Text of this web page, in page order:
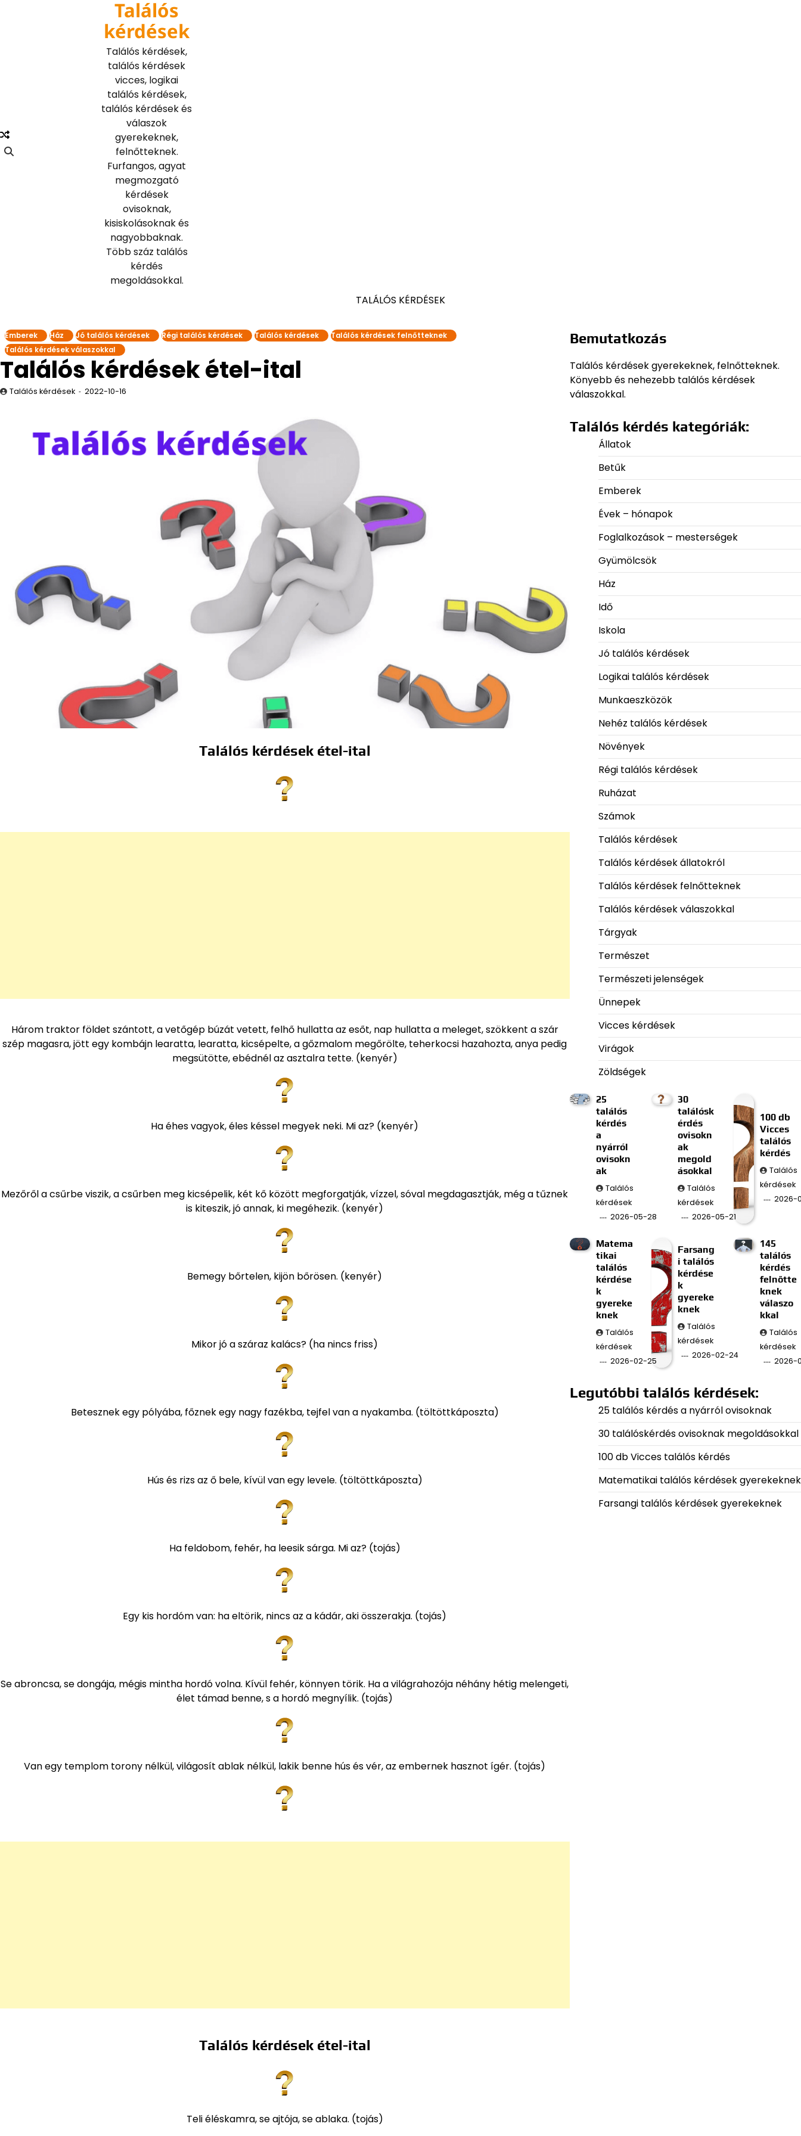
Találós
kérdések
Találós kérdések,
találós kérdések
vicces, logikai
találós kérdések,
találós kérdések és
válaszok
gyerekeknek,
felnőtteknek.
Furfangos, agyat
megmozgató
kérdések
ovisoknak,
kisiskolásoknak és
nagyobbaknak.
Több száz találós
kérdés
megoldásokkal.
TALÁLÓS KÉRDÉSEK
Emberek Ház Jó találós kérdések Régi találós kérdések Találós kérdések
Találós kérdések felnőtteknek
Találós kérdések válaszokkal
Találós kérdések étel-ital
Találós kérdések 2022-10-16
Találós kérdések étel-ital
Három traktor földet szántott, a vetőgép búzát vetett, felhő hullatta az esőt, nap hullatta a meleget, szökkent a szár
szép magasra, jött egy kombájn learatta, learatta, kicsépelte, a gőzmalom megőrölte, teherkocsi hazahozta, anya pedig
megsütötte, ebédnél az asztalra tette. (kenyér)
Ha éhes vagyok, éles késsel megyek neki. Mi az? (kenyér)
Mezőről a csűrbe viszik, a csűrben meg kicsépelik, két kő között megforgatják, vízzel, sóval megdagasztják, még a tűznek
is kiteszik, jó annak, ki megéhezik. (kenyér)
Bemegy bőrtelen, kijön bőrösen. (kenyér)
Mikor jó a száraz kalács? (ha nincs friss)
Betesznek egy pólyába, főznek egy nagy fazékba, tejfel van a nyakamba. (töltöttkáposzta)
Hús és rizs az ő bele, kívül van egy levele. (töltöttkáposzta)
Ha feldobom, fehér, ha leesik sárga. Mi az? (tojás)
Egy kis hordóm van: ha eltörik, nincs az a kádár, aki összerakja. (tojás)
Se abroncsa, se dongája, mégis mintha hordó volna. Kívül fehér, könnyen törik. Ha a világrahozója néhány hétig melengeti,
élet támad benne, s a hordó megnyílik. (tojás)
Van egy templom torony nélkül, világosít ablak nélkül, lakik benne hús és vér, az embernek hasznot ígér. (tojás)
Találós kérdések étel-ital
Teli éléskamra, se ajtója, se ablaka. (tojás)
Bemutatkozás
Találós kérdések gyerekeknek, felnőtteknek.
Könyebb és nehezebb találós kérdések
válaszokkal.
Találós kérdés kategóriák:
Állatok
Betűk
Emberek
Évek – hónapok
Foglalkozások – mesterségek
Gyümölcsök
Ház
Idő
Iskola
Jó találós kérdések
Logikai találós kérdések
Munkaeszközök
Nehéz találós kérdések
Növények
Régi találós kérdések
Ruházat
Számok
Találós kérdések
Találós kérdések állatokról
Találós kérdések felnőtteknek
Találós kérdések válaszokkal
Tárgyak
Természet
Természeti jelenségek
Ünnepek
Vicces kérdések
Virágok
Zöldségek
25
találós
kérdés
a
nyárról
ovisokn
ak
Találós
kérdések
2026-05-28
30
találósk
érdés
ovisokn
ak
megold
ásokkal
Találós
kérdések
2026-05-21
100 db
Vicces
találós
kérdés
Találós
kérdések
2026-
Matema
tikai
találós
kérdése
k
gyereke
knek
Találós
kérdések
2026-02-25
Farsang
i találós
kérdése
k
gyereke
knek
Találós
kérdések
2026-02-24
145
találós
kérdés
felnőtte
knek
válaszo
kkal
Találós
kérdések
2026-
Legutóbbi találós kérdések:
25 találós kérdés a nyárról ovisoknak
30 találóskérdés ovisoknak megoldásokkal
100 db Vicces találós kérdés
Matematikai találós kérdések gyerekeknek
Farsangi találós kérdések gyerekeknek